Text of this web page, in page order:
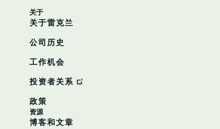
关于
关于雷克兰
公司历史
工作机会
投资者关系
政策
资源
博客和文章